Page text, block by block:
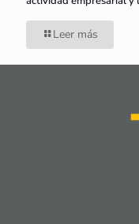
Leer más